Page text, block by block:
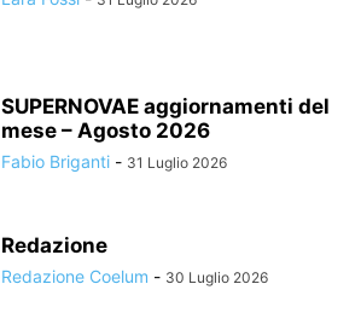
SUPERNOVAE aggiornamenti del
mese – Agosto 2026
Fabio Briganti - 31 Luglio 2026
Redazione
Redazione Coelum - 30 Luglio 2026